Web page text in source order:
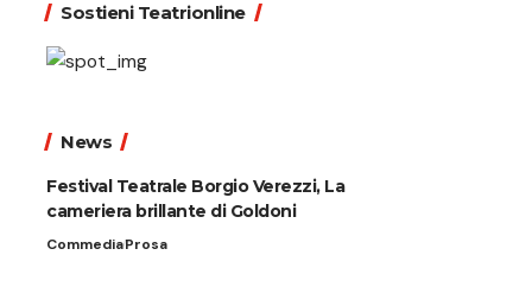
Sostieni Teatrionline
News
Festival Teatrale Borgio Verezzi, La
cameriera brillante di Goldoni
CommediaProsa